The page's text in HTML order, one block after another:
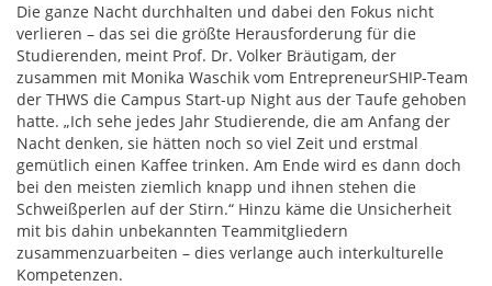
Die ganze Nacht durchhalten und dabei den Fokus nicht
verlieren – das sei die größte Herausforderung für die
Studierenden, meint Prof. Dr. Volker Bräutigam, der
zusammen mit Monika Waschik vom EntrepreneurSHIP-Team
der THWS die Campus Start-up Night aus der Taufe gehoben
hatte. „Ich sehe jedes Jahr Studierende, die am Anfang der
Nacht denken, sie hätten noch so viel Zeit und erstmal
gemütlich einen Kaffee trinken. Am Ende wird es dann doch
bei den meisten ziemlich knapp und ihnen stehen die
Schweißperlen auf der Stirn.“ Hinzu käme die Unsicherheit
mit bis dahin unbekannten Teammitgliedern
zusammenzuarbeiten – dies verlange auch interkulturelle
Kompetenzen.